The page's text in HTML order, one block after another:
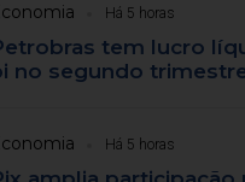
Há 5 horas
tem lucro
no segundo
Há 5 horas